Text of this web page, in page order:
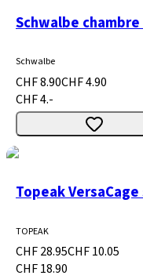
Schwalbe
CHF 8.90CHF 4.90
CHF 4.-
Topeak
TOPEAK
CHF 28.95CHF 10.05
CHF 18.90